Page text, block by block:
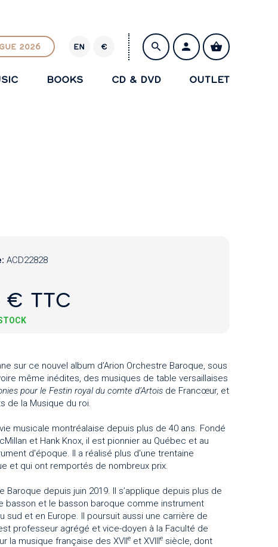
2026 EN
R
€
BOOKS CD & DVD OUTLET
ACD22828
TTC
sur ce nouvel album d’Arion Orchestre Baroque, sous
même inédites, des musiques de table versaillaises
pour le Festin royal du comte d’Artois de Francœur, et
de la Musique du roi.
musicale montréalaise depuis plus de 40 ans. Fondé
et Hank Knox, il est pionnier au Québec et au
d'époque. Il a réalisé plus d'une trentaine
et qui ont remportés de nombreux prix.
depuis juin 2019. Il s’applique depuis plus de
basson et le basson baroque comme instrument
sud et en Europe. Il poursuit aussi une carrière de
professeur agrégé et vice-doyen à la Faculté de
la musique française des XVIIeet XVIIIesiècle, dont